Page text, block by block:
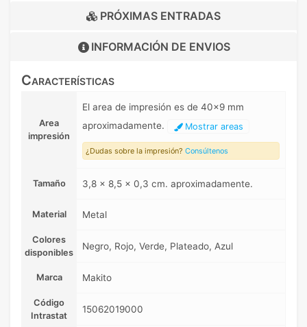
PRÓXIMAS ENTRADAS
INFORMACIÓN DE ENVIOS
Características
Area
impresión
El area de impresión es de 40x9 mm
aproximadamente.
Mostrar areas
¿Dudas sobre la impresión? Consúltenos
Tamaño 3,8 x 8,5 x 0,3 cm. aproximadamente.
Material Metal
Colores
disponibles
Negro, Rojo, Verde, Plateado, Azul
Marca Makito
Código
Intrastat
15062019000